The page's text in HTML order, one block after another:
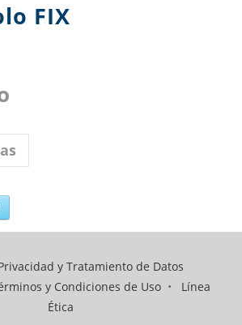
FIX
y Tratamiento de Datos
y Condiciones de Uso• Línea
Ética